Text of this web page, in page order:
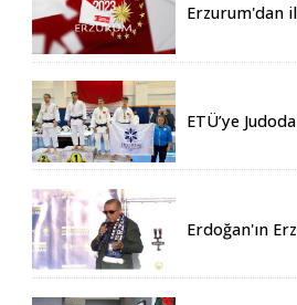
Erzurum'dan
ETÜ’ye
Erdoğan'ın